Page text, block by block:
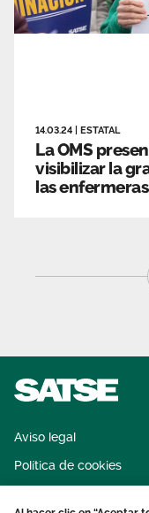
14.03.24 ESTATAL
La OMS
visibilizar la
las enfermeras
Aviso legal
Política de cookies